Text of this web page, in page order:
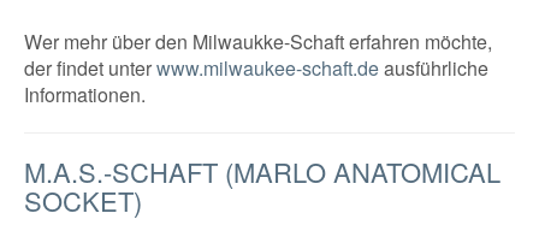
Wer mehr über den Milwaukke-Schaft erfahren möchte,
der findet unterwww.milwaukee-schaft.deausführliche
Informationen.
M.A.S.-SCHAFT (MARLO ANATOMICAL
SOCKET)